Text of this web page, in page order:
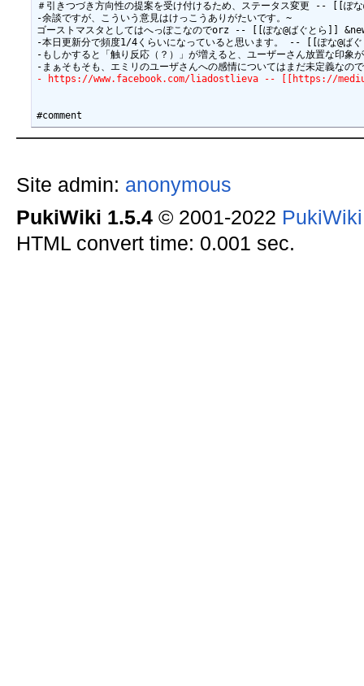
＃引きつづき方向性の提案を受け付けるため、ステータス変更 --
-余談ですが、こういう意見はけっこうありがたいです。~
ゴーストマスタとしてはへっぽこなのでorz -- [[ぽな@ばぐとら]]
-本日更新分で頻度1/4くらいになっていると思います。 -- [[ぽな
-もしかすると「触り反応（？）」が増えると、ユーザーさん放置な
- https://www.facebook.com/liadostlieva -- [[https://
Site admin: anonymous
PukiWiki 1.5.4© 2001-2022
HTML convert time: 0.001 sec.